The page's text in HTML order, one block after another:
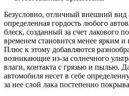
Безусловно, отличный внешний вид
определенная гордость любого
блеск, созданный за счет лакового
временем становится менее ярким и
Плюс к этому добавляются
возникающие из-за солнечного
влаги, контакта с грязью и пылью.
автомобиля несет в себе
за нее слой лака постепенно